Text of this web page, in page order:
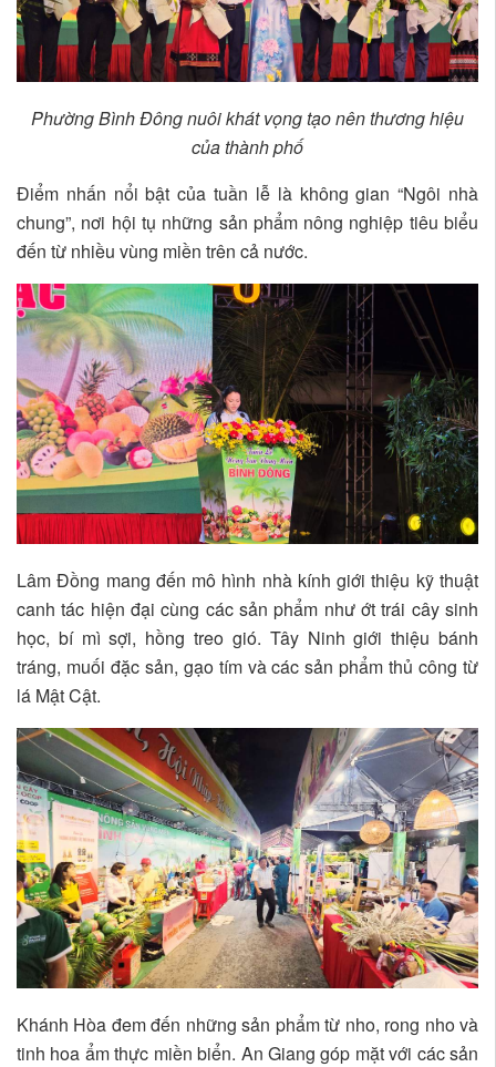
Phường Bình Đông nuôi khát vọng tạo nên thương hiệu
của thành phố
Điểm nhấn nổi bật của tuần lễ là không gian “Ngôi nhà
chung”, nơi hội tụ những sản phẩm nông nghiệp tiêu biểu
đến từ nhiều vùng miền trên cả nước.
Lâm Đồng mang đến mô hình nhà kính giới thiệu kỹ thuật
canh tác hiện đại cùng các sản phẩm như ớt trái cây sinh
học, bí mì sợi, hồng treo gió. Tây Ninh giới thiệu bánh
tráng, muối đặc sản, gạo tím và các sản phẩm thủ công từ
lá Mật Cật.
Khánh Hòa đem đến những sản phẩm từ nho, rong nho và
tinh hoa ẩm thực miền biển. An Giang góp mặt với các sản